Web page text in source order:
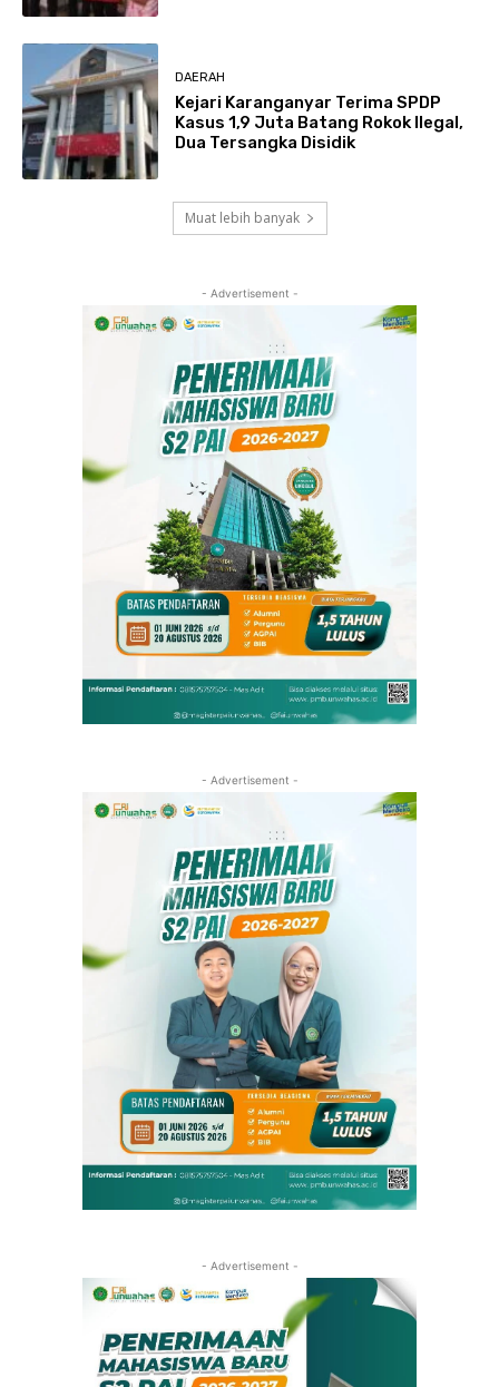
DAERAH
Kejari Karanganyar Terima SPDP
Kasus 1,9 Juta Batang Rokok Ilegal,
Dua Tersangka Disidik
Muat lebih banyak
- Advertisement -
- Advertisement -
- Advertisement -